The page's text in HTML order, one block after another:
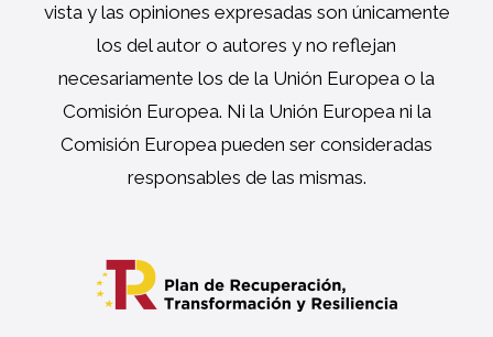
vista y las opiniones expresadas son únicamente
los del autor o autores y no reflejan
necesariamente los de la Unión Europea o la
Comisión Europea. Ni la Unión Europea ni la
Comisión Europea pueden ser consideradas
responsables de las mismas.